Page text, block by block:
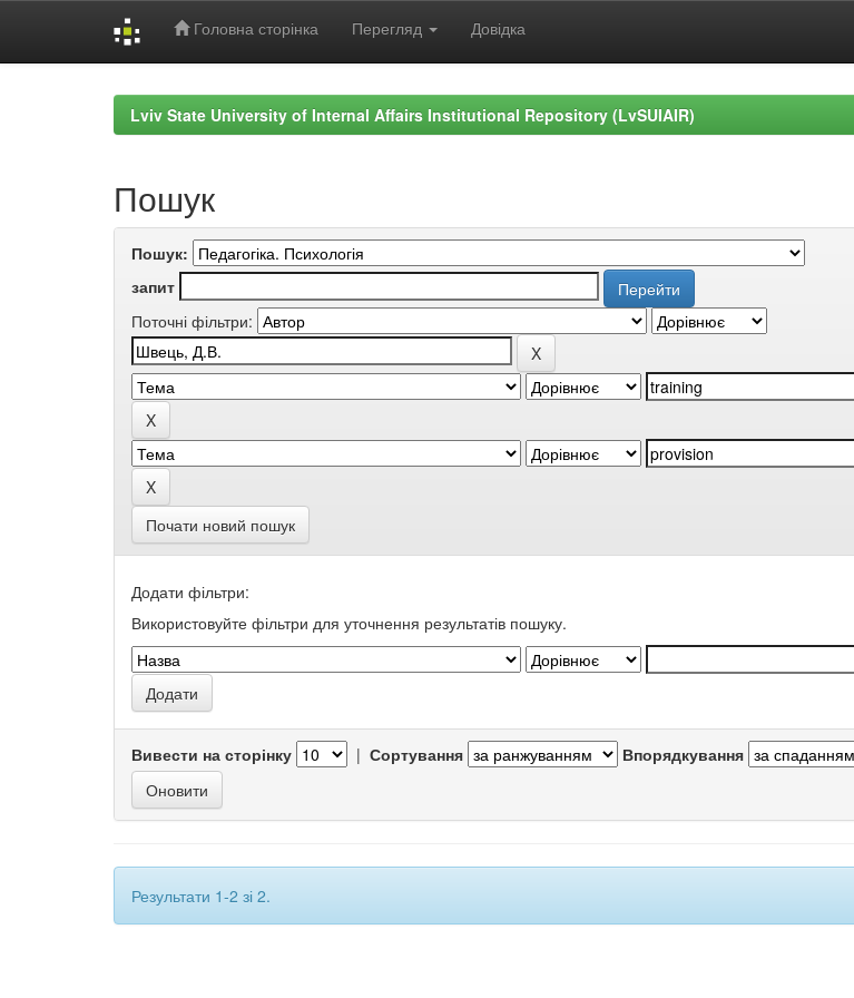
Головна сторінка Перегляд Довідка
Lviv State University of Internal Affairs Institutional Repository (LvSUIAIR)
Пошук
Пошук:
запит
Поточні фільтри:
Почати новий пошук
Додати фільтри:
Використовуйте фільтри для уточнення результатів пошуку.
Вивести на сторінку | Сортування Впорядкування
Результати 1-2 зі 2.